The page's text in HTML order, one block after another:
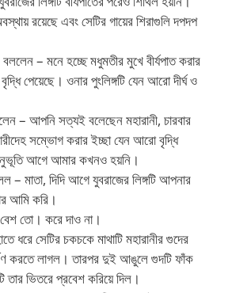
রয়েছে এবং সেটির গায়ের শিরাগুলি দপদপ
বললেন – মনে হচ্ছে মধুমতীর মুখে বীর্যপাত করার
পেয়েছে। ওনার পুংলিঙ্গটি যেন আরো দীর্ঘ ও
– আপনি সত্যই বলেছেন মহারানী, চারবার
সম্ভোগ করার ইচ্ছা যেন আরো বৃদ্ধি
আগে আমার কখনও হয়নি।
– মাতা, দিদি আগে যুবরাজের লিঙ্গটি আপনার
আমি করি।
তো। করে দাও না।
ধরে সেটির চকচকে মাথাটি মহারানীর গুদের
করতে লাগল। তারপর দুই আঙুলে গুদটি ফাঁক
তার ভিতরে প্রবেশ করিয়ে দিল।